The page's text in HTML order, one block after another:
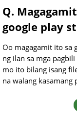
Q.
google play
Oo magagamit ito sa
ng ilan sa mga
mo ito bilang isang
na walang kasamang